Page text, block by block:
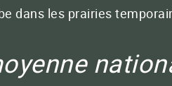
dans les prairies